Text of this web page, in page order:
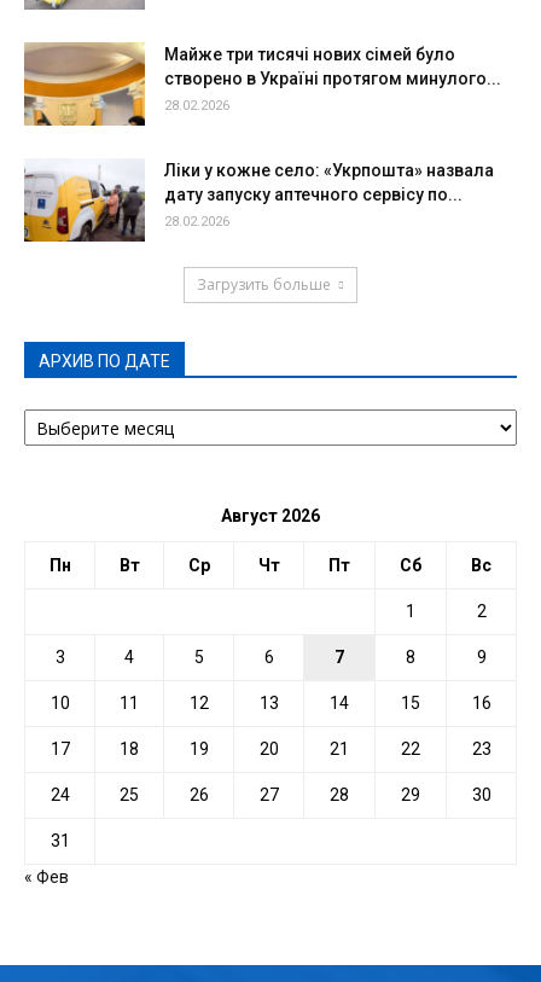
Майже три тисячі нових сімей було
створено в Україні протягом минулого...
28.02.2026
Ліки у кожне село: «Укрпошта» назвала
дату запуску аптечного сервісу по...
28.02.2026
Загрузить больше
АРХИВ ПО ДАТЕ
АРХИВ
ПО
Август 2026
Пн Вт Ср Чт Пт Сб Вс
1 2
3 4 5 6 7 8 9
10 11 12 13 14 15 16
17 18 19 20 21 22 23
24 25 26 27 28 29 30
31
« Фев